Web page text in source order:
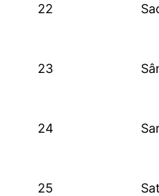
22
23
24
25